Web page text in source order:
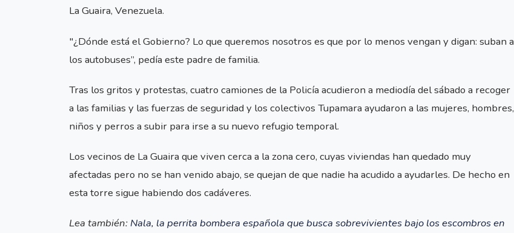
La Guaira, Venezuela.
"¿Dónde está el Gobierno? Lo que queremos nosotros es que por lo menos vengan y digan: suban a
los autobuses”, pedía este padre de familia.
Tras los gritos y protestas, cuatro camiones de la Policía acudieron a mediodía del sábado a recoger
a las familias y las fuerzas de seguridad y los colectivos Tupamara ayudaron a las mujeres, hombres,
niños y perros a subir para irse a su nuevo refugio temporal.
Los vecinos de La Guaira que viven cerca a la zona cero, cuyas viviendas han quedado muy
afectadas pero no se han venido abajo, se quejan de que nadie ha acudido a ayudarles. De hecho en
esta torre sigue habiendo dos cadáveres.
Lea también: Nala, la perrita bombera española que busca sobrevivientes bajo los escombros en